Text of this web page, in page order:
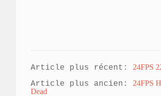
Article plus récent: 24FPS
Article plus ancien: 24FPS
Dead